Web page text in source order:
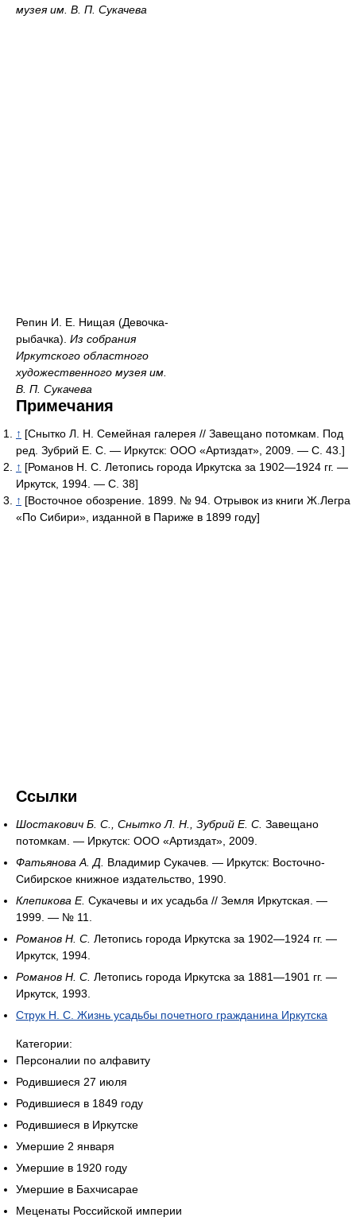
музея им. В. П. Сукачева
Репин И. Е. Нищая (Девочка-
рыбачка). Из собрания
Иркутского областного
художественного музея им.
В. П. Сукачева
Примечания
↑ [Снытко Л. Н. Семейная галерея // Завещано потомкам. Под
ред. Зубрий Е. С. — Иркутск: ООО «Артиздат», 2009. — С. 43.]
↑ [Романов Н. С. Летопись города Иркутска за 1902—1924 гг. —
Иркутск, 1994. — С. 38]
↑ [Восточное обозрение. 1899. № 94. Отрывок из книги Ж.Легра
«По Сибири», изданной в Париже в 1899 году]
Ссылки
Шостакович Б. С., Снытко Л. Н., Зубрий Е. С. Завещано
потомкам. — Иркутск: ООО «Артиздат», 2009.
Фатьянова А. Д. Владимир Сукачев. — Иркутск: Восточно-
Сибирское книжное издательство, 1990.
Клепикова Е. Сукачевы и их усадьба // Земля Иркутская. —
1999. — № 11.
Романов Н. С. Летопись города Иркутска за 1902—1924 гг. —
Иркутск, 1994.
Романов Н. С. Летопись города Иркутска за 1881—1901 гг. —
Иркутск, 1993.
Струк Н. С. Жизнь усадьбы почетного гражданина Иркутска
Категории:
Персоналии по алфавиту
Родившиеся 27 июля
Родившиеся в 1849 году
Родившиеся в Иркутске
Умершие 2 января
Умершие в 1920 году
Умершие в Бахчисарае
Меценаты Российской империи